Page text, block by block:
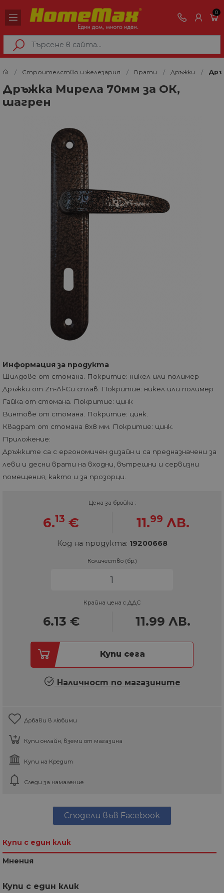
0
Строителство и железария Врати Дръжки
Дръжка Мирела 70мм за ОК,
шагрен
Информация за продукта
Шилдове от стомана. Покритие: никел или полимер
Дръжки от Zn-Al-Cu сплав. Покритие: никел или полимер
Гайка от стомана. Покритие: цинк
Винтове от стомана. Покритие: цинк.
Квадрат от стомана 8х8 мм. Покритие: цинк.
Приложение:
Дръжките са с ергономичен дизайн и са предназначени за
леви и десни врати на входни, вътрешни и сервизни
помещения, както и за прозорци.
Цена за бройка :
6.13 € 11.99 ЛВ.
Код на продукта: 19200668
Количество (бр.)
Крайна цена с ДДС
6.13 € 11.99 ЛВ.
Купи сега
Наличност по магазините
Добави в любими
Купи онлайн, вземи от магазина
Купи на Кредит
Следи за намаление
Сподели във Facebook
Купи с един клик
Мнения
Купи с един клик